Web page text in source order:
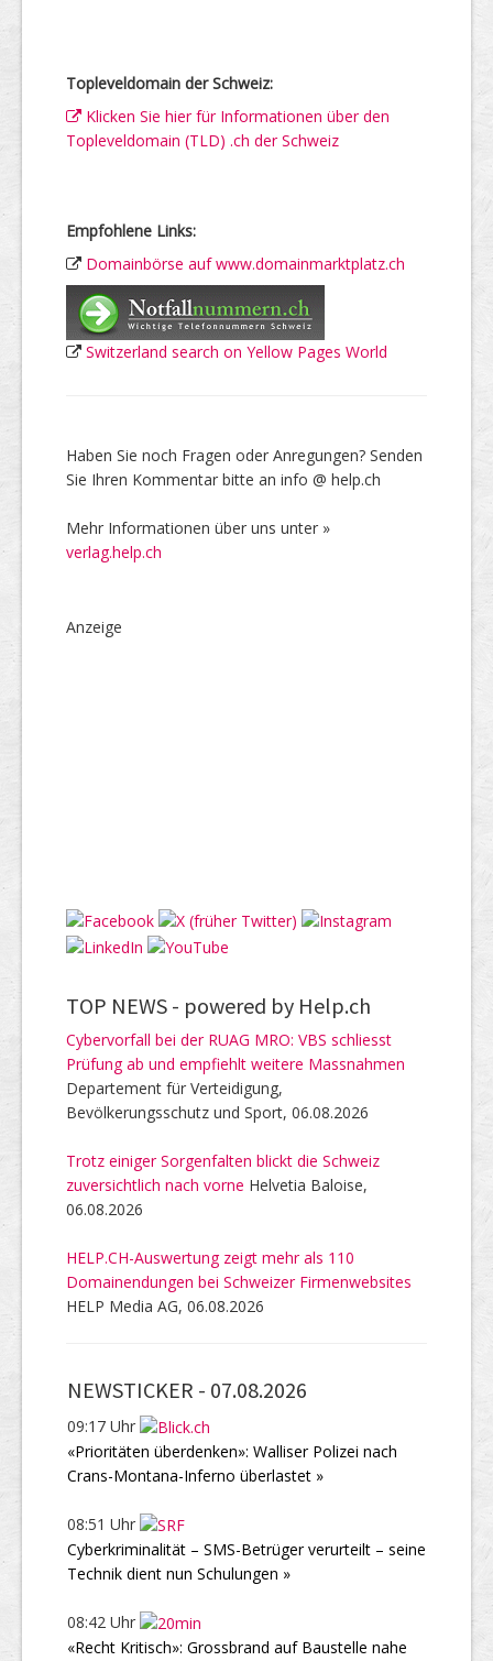
Topleveldomain der Schweiz:
Klicken Sie hier für Informationen über den
Topleveldomain (TLD) .ch der Schweiz
Empfohlene Links:
Domainbörse auf www.domainmarktplatz.ch
Switzerland search on Yellow Pages World
Haben Sie noch Fragen oder Anregungen? Senden
Sie Ihren Kommentar bitte an info @ help.ch
Mehr Informationen über uns unter »
verlag.help.ch
Anzeige
TOP NEWS - powered by Help.ch
Cybervorfall bei der RUAG MRO: VBS schliesst
Prüfung ab und empfiehlt weitere Massnahmen
Departement für Verteidigung,
Bevölkerungsschutz und Sport, 06.08.2026
Trotz einiger Sorgenfalten blickt die Schweiz
zuversichtlich nach vorne Helvetia Baloise,
06.08.2026
HELP.CH-Auswertung zeigt mehr als 110
Domainendungen bei Schweizer Firmenwebsites
HELP Media AG, 06.08.2026
NEWSTICKER - 07.08.2026
09:17 Uhr
«Prioritäten überdenken»: Walliser Polizei nach
Crans-Montana-Inferno überlastet »
08:51 Uhr
Cyberkriminalität – SMS-Betrüger verurteilt – seine
Technik dient nun Schulungen »
08:42 Uhr
«Recht Kritisch»: Grossbrand auf Baustelle nahe